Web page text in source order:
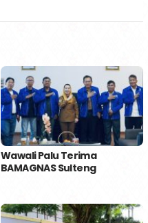
Wawali Palu Terima
BAMAGNAS Sulteng